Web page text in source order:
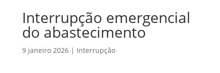
Interrupção emergencial
do abastecimento
9 janeiro 2026| Interrupção